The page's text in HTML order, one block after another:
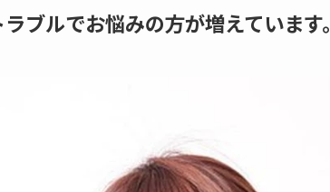
ブルでお悩みの方が増えています。